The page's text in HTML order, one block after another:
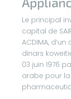
Le principal
capital de
ACDIMA,
dinars
03 juin 1976
arabe pour